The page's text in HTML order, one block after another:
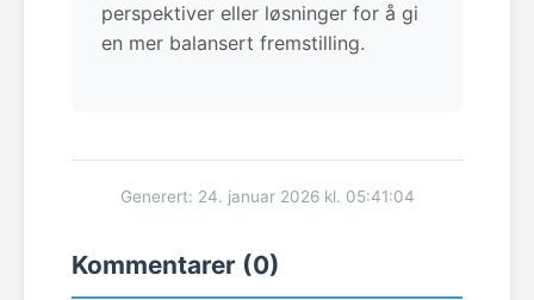
perspektiver eller løsninger for å gi
en mer balansert fremstilling.
Generert: 24. januar 2026 kl. 05:41:04
Kommentarer (0)